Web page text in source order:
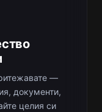
—
документи,
целия си